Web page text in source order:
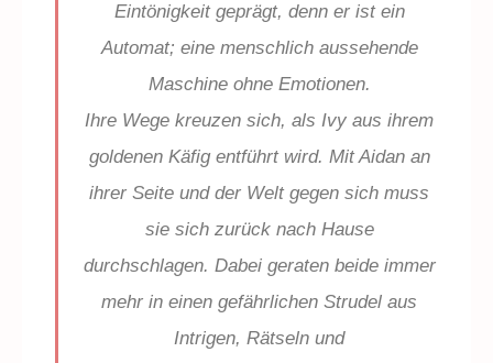
Eintönigkeit geprägt, denn er ist ein
Automat; eine menschlich aussehende
Maschine ohne Emotionen.
Ihre Wege kreuzen sich, als Ivy aus ihrem
goldenen Käfig entführt wird. Mit Aidan an
ihrer Seite und der Welt gegen sich muss
sie sich zurück nach Hause
durchschlagen. Dabei geraten beide immer
mehr in einen gefährlichen Strudel aus
Intrigen, Rätseln und